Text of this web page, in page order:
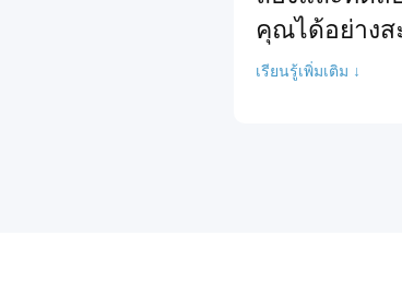
คุณได้อย่างส
เรียนรู้เพิ่มเติม ↓